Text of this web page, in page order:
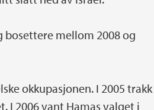
bosettere mellom 2008 og
okkupasjonen. I 2005 trakk
I 2006 vant Hamas valget i